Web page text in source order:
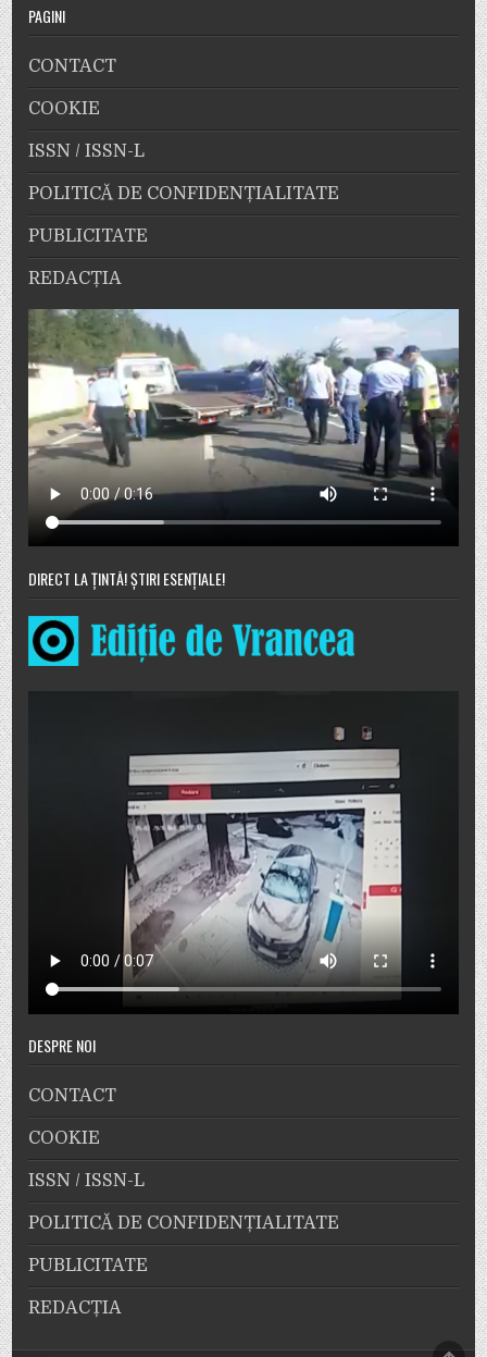
PAGINI
CONTACT
COOKIE
ISSN / ISSN-L
POLITICĂ DE CONFIDENȚIALITATE
PUBLICITATE
REDACȚIA
DIRECT LA ȚINTĂ! ȘTIRI ESENȚIALE!
DESPRE NOI
CONTACT
COOKIE
ISSN / ISSN-L
POLITICĂ DE CONFIDENȚIALITATE
PUBLICITATE
REDACȚIA